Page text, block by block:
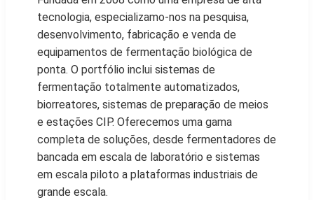
tecnologia, especializamo-nos na pesquisa,
desenvolvimento, fabricação e venda de
equipamentos de fermentação biológica de
ponta. O portfólio inclui sistemas de
fermentação totalmente automatizados,
biorreatores, sistemas de preparação de meios
e estações CIP. Oferecemos uma gama
completa de soluções, desde fermentadores de
bancada em escala de laboratório e sistemas
em escala piloto a plataformas industriais de
grande escala.